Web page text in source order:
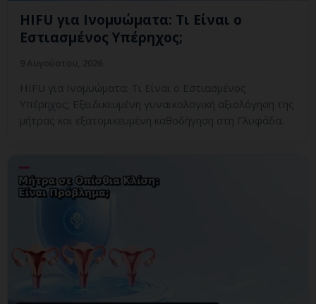
HIFU για Ινομυώματα: Τι Είναι ο
Εστιασμένος Υπέρηχος;
HIFU για Ινομυώματα: Τι Είναι ο Εστιασμένος
Υπέρηχος; Εξειδικευμένη γυναικολογική αξιολόγηση της
μήτρας και εξατομικευμένη καθοδήγηση στη Γλυφάδα.